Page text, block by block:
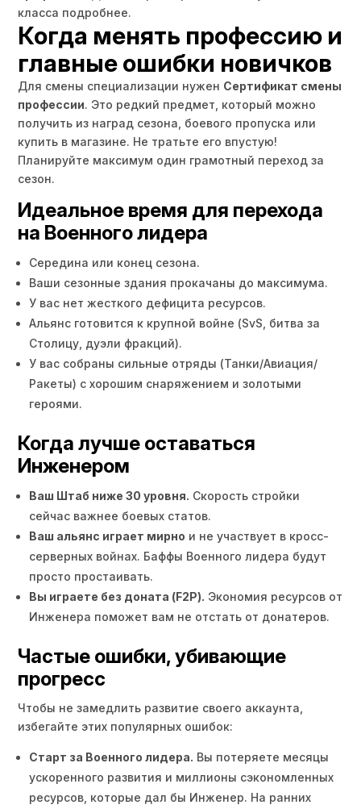
класса подробнее.
Когда менять профессию и
главные ошибки новичков
Для смены специализации нужен Сертификат смены
профессии. Это редкий предмет, который можно
получить из наград сезона, боевого пропуска или
купить в магазине. Не тратьте его впустую!
Планируйте максимум один грамотный переход за
сезон.
Идеальное время для перехода
на Военного лидера
Середина или конец сезона.
Ваши сезонные здания прокачаны до максимума.
У вас нет жесткого дефицита ресурсов.
Альянс готовится к крупной войне (SvS, битва за
Столицу, дуэли фракций).
У вас собраны сильные отряды (Танки/Авиация/
Ракеты) с хорошим снаряжением и золотыми
героями.
Когда лучше оставаться
Инженером
Ваш Штаб ниже 30 уровня. Скорость стройки
сейчас важнее боевых статов.
Ваш альянс играет мирно и не участвует в кросс-
серверных войнах. Баффы Военного лидера будут
просто простаивать.
Вы играете без доната (F2P). Экономия ресурсов от
Инженера поможет вам не отстать от донатеров.
Частые ошибки, убивающие
прогресс
Чтобы не замедлить развитие своего аккаунта,
избегайте этих популярных ошибок:
Старт за Военного лидера. Вы потеряете месяцы
ускоренного развития и миллионы сэкономленных
ресурсов, которые дал бы Инженер. На ранних